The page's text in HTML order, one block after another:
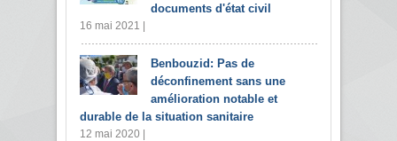
documents d'état civil
16 mai 2021 |
Benbouzid: Pas de
déconfinement sans une
amélioration notable et
durable de la situation sanitaire
12 mai 2020 |